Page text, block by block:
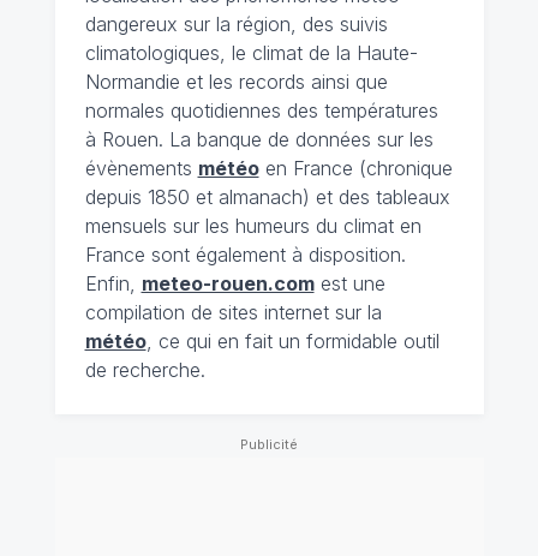
dangereux sur la région, des suivis
climatologiques, le climat de la Haute-
Normandie et les records ainsi que
normales quotidiennes des températures
à Rouen. La banque de données sur les
évènements météoen France (chronique
depuis 1850 et almanach) et des tableaux
mensuels sur les humeurs du climat en
France sont également à disposition.
Enfin, meteo-rouen.comest une
compilation de sites internet sur la
météo, ce qui en fait un formidable outil
de recherche.